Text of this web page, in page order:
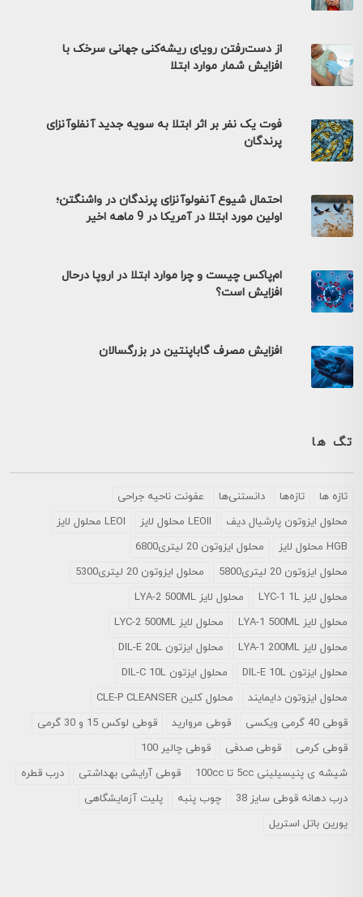
از دست‌رفتن رویای ریشه‌کنی جهانی سرخک با
افزایش شمار موارد ابتلا
فوت یک نفر بر اثر ابتلا به سویه جدید آنفلوآنزای
پرندگان
احتمال شیوع آنفولوآنزای پرندگان در واشنگتن؛
اولین مورد ابتلا در آمریکا در 9 ماهه اخیر
ام‌پاکس چیست و چرا موارد ابتلا در اروپا درحال
افزایش است؟
افزایش مصرف گاباپنتین در بزرگسالان
تگ ها
تازه ها تازه‌ها دانستنی‌ها
عفونت ناحیه جراحی
محلول ايزوتون پارشيال ديف
LEOII محلول لایز
LEOI محلول لایز
HGB محلول لایز
محلول ایزوتون 20 لیتری6800
محلول ایزوتون 20 لیتری5800
محلول ایزوتون 20 لیتری5300
محلول لایز LYC-1 1L
محلول لایز LYA-2 500ML
محلول لایز LYA-1 500ML
محلول لایز LYC-2 500ML
محلول لایز LYA-1 200ML
محلول ایزتون DIL-E 20L
محلول ایزتون DIL-E 10L
محلول ایزتون DIL-C 10L
محلول ایزوتون دایمایند
محلول کلین CLE-P CLEANSER
قوطی 40 گرمی ویکسی
قوطی مروارید
قوطی لوکس 15 و 30 گرمی
قوطی کرمی
قوطی صدفی
قوطی چالیر 100
شیشه ی پنیسیلینی 5cc تا 100cc
قوطی آرایشی بهداشتی
درب قطره
درب دهانه قوطی سایز 38
چوب پنبه
پلیت آزمایشگاهی
یورین باتل استریل